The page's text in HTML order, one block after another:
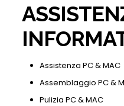
Assistenza PC & MAC
Assemblaggio PC &
Pulizia PC & MAC